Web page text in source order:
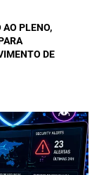
PLENO,
DE